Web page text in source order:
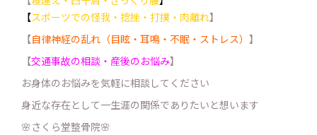
【スポーツでの怪我・捻挫・打撲・肉離れ】
【自律神経の乱れ（目眩・耳鳴・不眠・ストレス） 】
【交通事故の相談・産後のお悩み】
お身体のお悩みを気軽に相談してください
身近な存在として一生涯の関係でありたいと想います
🌸さくら堂整骨院🌸